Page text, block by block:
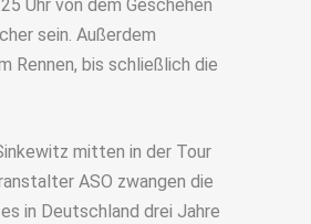
Uhr von dem Geschehen
sein. Außerdem
Rennen, bis schließlich die
mitten in der Tour
ASO zwangen die
in Deutschland drei Jahre